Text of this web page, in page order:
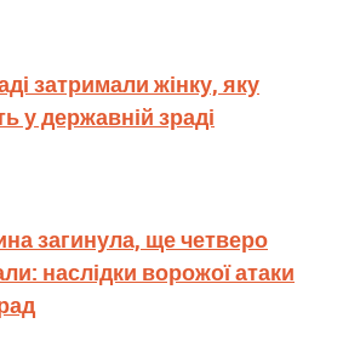
затримали жінку, яку
у державній зраді
загинула, ще четверо
наслідки ворожої атаки